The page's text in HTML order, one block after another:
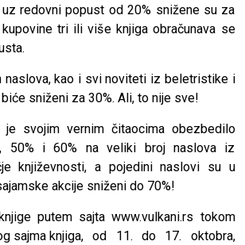
uz redovni popust od 20% snižene su za
tri ili više knjiga obračunava se
naslova, kao i svi noviteti iz beletristike i
sniženi za 30%. Ali, to nije sve!
svojim vernim čitaocima obezbedilo
50% i 60% na veliki broj naslova iz
književnosti, a pojedini naslovi su u
akcije sniženi do 70%!
putem sajtawww.vulkani.rs tokom
sajma knjiga, od 11. do 17. oktobra,